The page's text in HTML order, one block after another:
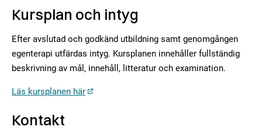
Kursplan och intyg
Efter avslutad och godkänd utbildning samt genomgången
egenterapi utfärdas intyg. Kursplanen innehåller fullständig
beskrivning av mål, innehåll, litteratur och examination.
Läs kursplanen här
Kontakt